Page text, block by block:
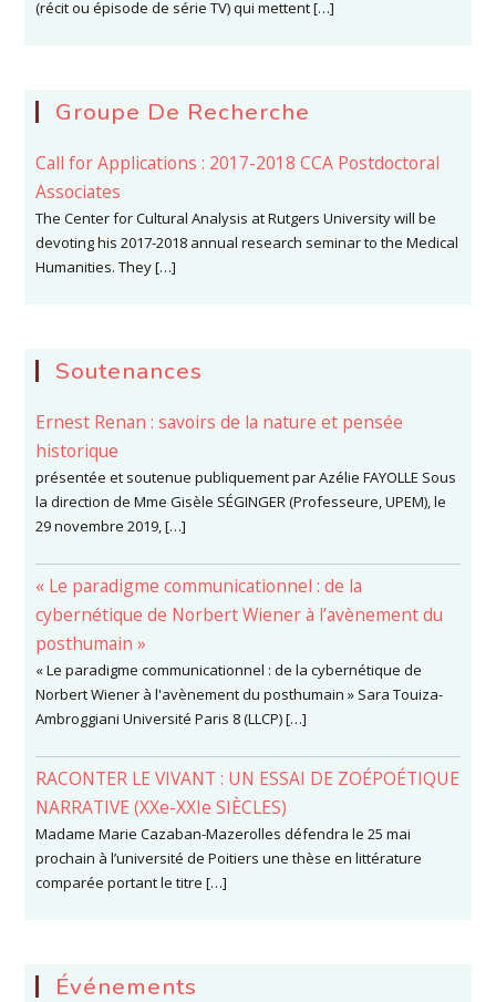
(récit ou épisode de série TV) qui mettent […]
Groupe De Recherche
Call for Applications : 2017-2018 CCA Postdoctoral
Associates
The Center for Cultural Analysis at Rutgers University will be
devoting his 2017-2018 annual research seminar to the Medical
Humanities. They […]
Soutenances
Ernest Renan : savoirs de la nature et pensée
historique
présentée et soutenue publiquement par Azélie FAYOLLE Sous
la direction de Mme Gisèle SÉGINGER (Professeure, UPEM), le
29 novembre 2019, […]
« Le paradigme communicationnel : de la
cybernétique de Norbert Wiener à l’avènement du
posthumain »
« Le paradigme communicationnel : de la cybernétique de
Norbert Wiener à l'avènement du posthumain » Sara Touiza-
Ambroggiani Université Paris 8 (LLCP) […]
RACONTER LE VIVANT : UN ESSAI DE ZOÉPOÉTIQUE
NARRATIVE (XXe-XXIe SIÈCLES)
Madame Marie Cazaban-Mazerolles défendra le 25 mai
prochain à l’université de Poitiers une thèse en littérature
comparée portant le titre […]
Événements